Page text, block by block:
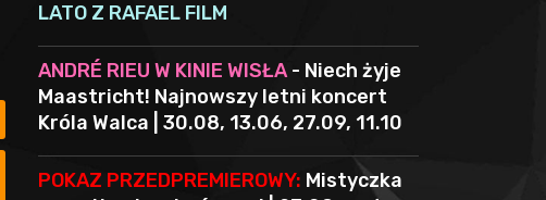
LATO Z RAFAEL FILM
ANDRÉ RIEU W KINIE WISŁA- Niech żyje
Maastricht! Najnowszy letni koncert
Króla Walca | 30.08, 13.06, 27.09, 11.10
POKAZ PRZEDPREMIEROWY: Mistyczka